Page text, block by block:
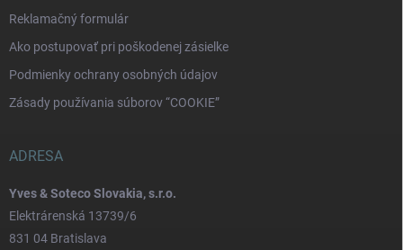
Reklamačný formulár
Ako postupovať pri poškodenej zásielke
Podmienky ochrany osobných údajov
Zásady používania súborov “COOKIE”
ADRESA
Yves & Soteco Slovakia, s.r.o.
Elektrárenská 13739/6
831 04 Bratislava